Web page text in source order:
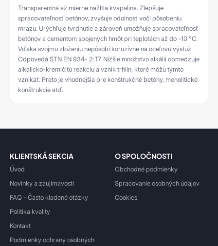
Transparentná až mierne nažltla kvapalina. Zlepšuje
spracovateľnosť betónov, zvyšuje odolnosť voči pôsobeniu
mrazu. Urýchľuje tvrdnutie a zároveň umožňuje spracovateľnosť
betónov a cementom spojených hmôt pri teplotách až do -10 °C.
Vďaka svojmu zloženiu nepôsobí korozívne na oceľovú výstuž.
Odpovedá STN EN 934- 2:T7. Nižšie množstvo alkálií obmedzuje
alkalicko-kremičitú reakciu a vznik trhlín, ktoré môžu týmto
vznikať. Preto je vhodnejšia pre konštrukčné betóny, monolitické
konštrukcie atď.
KLIENTSKÁ SEKCIA
Úvod
Novinky a zaujímavosti
FAQ - Často kladené otázky
Politika kvality
Kontakt
Podmienky ochrany osobných
O SPOLOČNOSTI
Obchodné podmienky
Spracovanie osobných údajov
Cookies